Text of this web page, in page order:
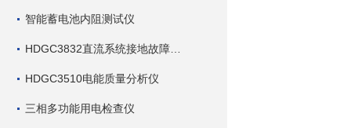
智能蓄电池内阻测试仪
HDGC3510电能质量分析仪
三相多功能用电检查仪